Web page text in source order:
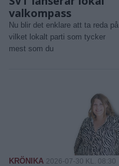
valkompass
Nu blir det enklare att ta reda på
vilket lokalt parti som tycker
mest som du
KRÖNIKA 2026-07-30 KL. 08:30